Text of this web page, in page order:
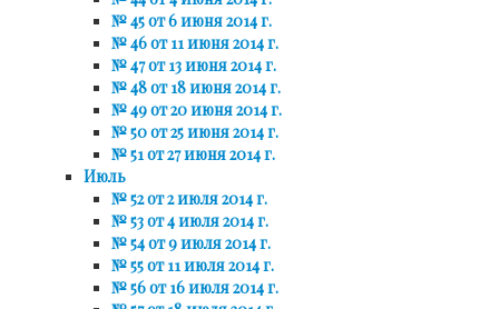
№ 45 от 6 июня 2014 г.
№ 46 от 11 июня 2014 г.
№ 47 от 13 июня 2014 г.
№ 48 от 18 июня 2014 г.
№ 49 от 20 июня 2014 г.
№ 50 от 25 июня 2014 г.
№ 51 от 27 июня 2014 г.
Июль
№ 52 от 2 июля 2014 г.
№ 53 от 4 июля 2014 г.
№ 54 от 9 июля 2014 г.
№ 55 от 11 июля 2014 г.
№ 56 от 16 июля 2014 г.